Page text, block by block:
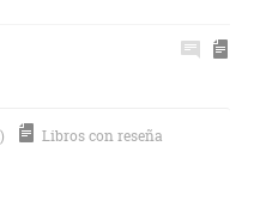
Libros con reseña